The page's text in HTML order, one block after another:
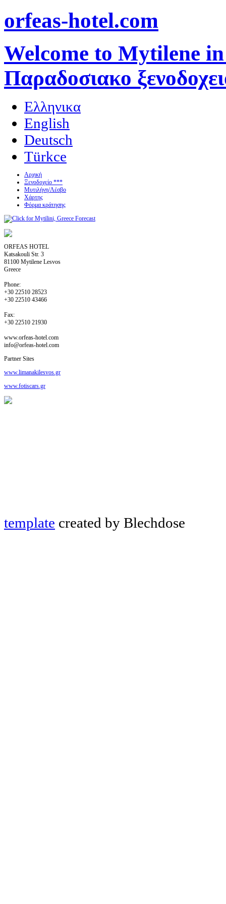
orfeas-hotel.com
Welcome to Mytilene in
Παραδοσιακο
Ελληνικα
English
Deutsch
Türkce
Αρχική
Ξενοδοχείο ***
Μυτιλήνη/Λέσβο
Χάρτης
Φόρμα κράτησης
ORFEAS HOTEL
Katsakouli Str. 3
81100 Mytilene Lesvos
Greece
Phone:
+30 22510 28523
+30 22510 43466
Fax:
+30 22510 21930
www.orfeas-hotel.com
info@orfeas-hotel.com
Partner Sites
www.limanakilesvos.gr
www.fotiscars.gr
template created by Blechdose